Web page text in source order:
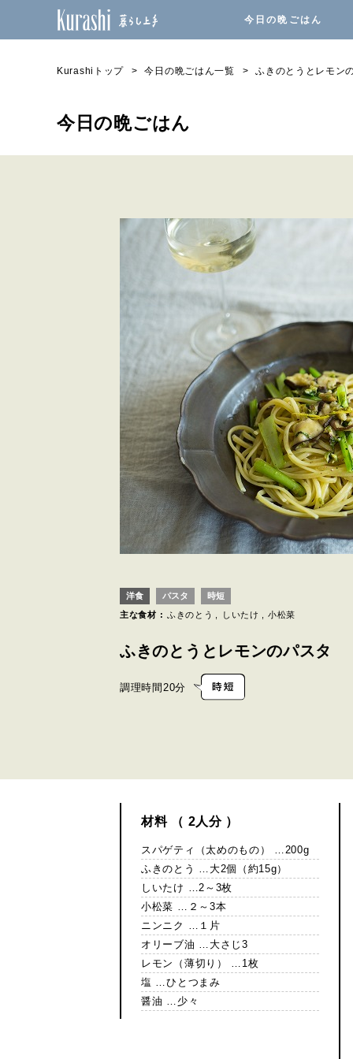
今日の晩ごはん
Kurashiトップ 今日の晩ごはん一覧 ふきのとうとレモン
今日の晩ごはん
洋食 パスタ
時短
主な食材 : ふきのとう しいたけ 小松菜
ふきのとうとレモンのパスタ
調理時間 20分
材料 （ 2人分 ）
スパゲティ（太めのもの） …200g
ふきのとう …大2個（約15g）
しいたけ …2～3枚
小松菜 …２～3本
ニンニク …１片
オリーブ油 …大さじ3
レモン（薄切り） …1枚
塩 …ひとつまみ
醤油 …少々